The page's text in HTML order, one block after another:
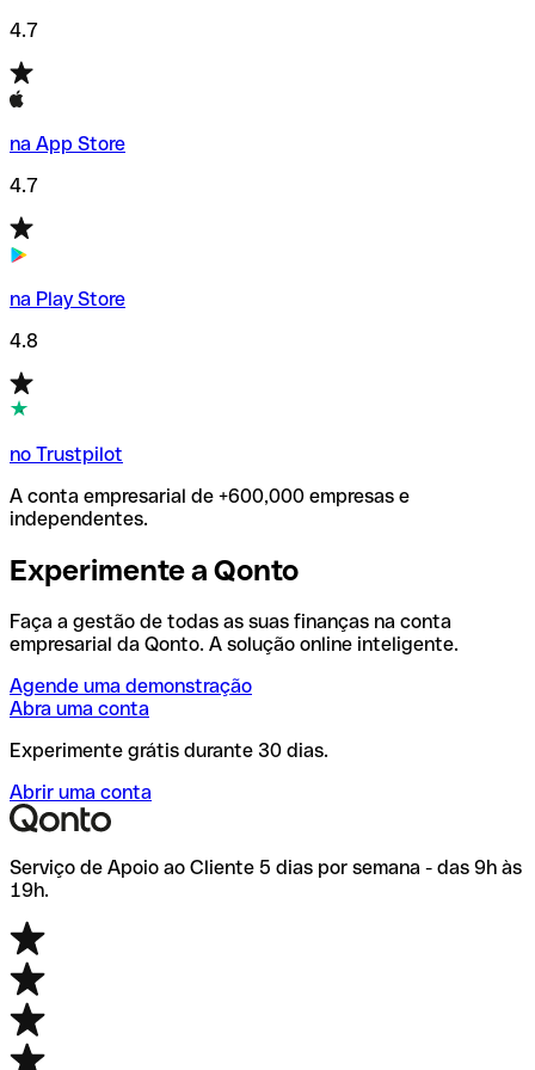
4.7
na App Store
4.7
na Play Store
4.8
no Trustpilot
A conta empresarial de +600,000 empresas e
independentes.
Experimente a Qonto
Faça a gestão de todas as suas finanças na conta
empresarial da Qonto. A solução online inteligente.
Agende uma demonstração
Abra uma conta
Experimente grátis durante 30 dias.
Abrir uma conta
Serviço de Apoio ao Cliente 5 dias por semana - das 9h às
19h.